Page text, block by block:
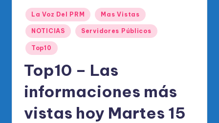
di
O
ci
al
Publicado
en
La Voz Del PRM Mas Vistas
NOTICIAS Servidores Públicos
Top10
Top10 – Las
informaciones más
vistas hoy Martes 15